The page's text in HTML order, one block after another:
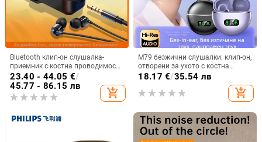
Bluetooth клип-он слушалка-
приемник с костна проводимост,
висококачествен звук,
шумопотискане, HD обаждания и
слушане на музика
23.40 - 44.05 €/
45.77 - 86.15 лв
add_shopping_cart
M79 безжични слушалки: клип-он,
отворени за ухото с костна
проводимост, истински
безжични, Bluetooth 5.4, IPX6
водоустойчиви, до 4 часа работа
18.17 €/35.54 лв
add_shopping_cart